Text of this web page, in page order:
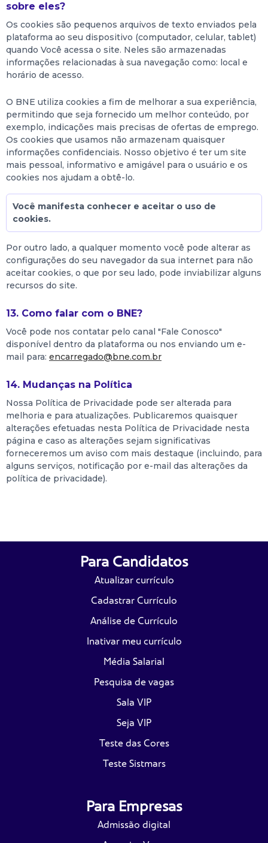
sobre eles?
Os cookies são pequenos arquivos de texto enviados pela
plataforma ao seu dispositivo (computador, celular, tablet)
quando Você acessa o site. Neles são armazenadas
informações relacionadas à sua navegação como: local e
horário de acesso.
O BNE utiliza cookies a fim de melhorar a sua experiência,
permitindo que seja fornecido um melhor conteúdo, por
exemplo, indicações mais precisas de ofertas de emprego.
Os cookies que usamos não armazenam quaisquer
informações confidenciais. Nosso objetivo é ter um site
mais pessoal, informativo e amigável para o usuário e os
cookies nos ajudam a obtê-lo.
Você manifesta conhecer e aceitar o uso de
cookies.
Por outro lado, a qualquer momento você pode alterar as
configurações do seu navegador da sua internet para não
aceitar cookies, o que por seu lado, pode inviabilizar alguns
recursos do site.
13. Como falar com o BNE?
Você pode nos contatar pelo canal "Fale Conosco"
disponível dentro da plataforma ou nos enviando um e-
mail para: encarregado@bne.com.br
14. Mudanças na Política
Nossa Política de Privacidade pode ser alterada para
melhoria e para atualizações. Publicaremos quaisquer
alterações efetuadas nesta Política de Privacidade nesta
página e caso as alterações sejam significativas
forneceremos um aviso com mais destaque (incluindo, para
alguns serviços, notificação por e-mail das alterações da
política de privacidade).
Para Candidatos
Atualizar currículo
Cadastrar Currículo
Análise de Currículo
Inativar meu currículo
Média Salarial
Pesquisa de vagas
Sala VIP
Seja VIP
Teste das Cores
Teste Sistmars
Para Empresas
Admissão digital